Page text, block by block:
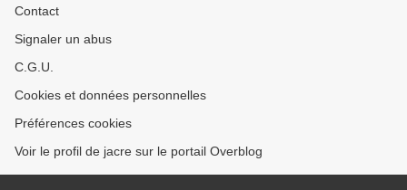
Contact
Signaler un abus
C.G.U.
Cookies et données personnelles
Préférences cookies
Voir le profil de jacre sur le portail Overblog